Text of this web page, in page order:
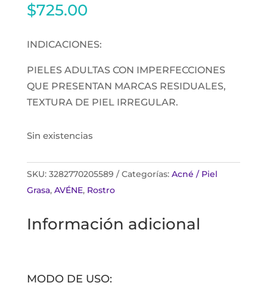
$725.00
INDICACIONES:
PIELES ADULTAS CON IMPERFECCIONES
QUE PRESENTAN MARCAS RESIDUALES,
TEXTURA DE PIEL IRREGULAR.
Sin existencias
SKU: 3282770205589 Categorías: Acné / Piel
Grasa, AVÉNE, Rostro
Información adicional
MODO DE USO: